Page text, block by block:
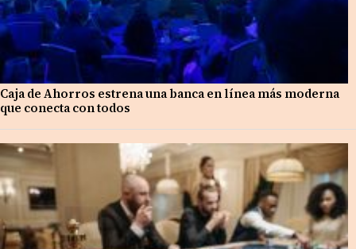
Caja de Ahorros estrena una banca en línea más moderna
que conecta con todos